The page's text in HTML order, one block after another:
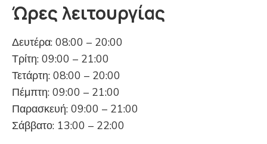
Ώρες λειτουργίας
Δευτέρα: 08:00 – 20:00
Τρίτη: 09:00 – 21:00
Τετάρτη: 08:00 – 20:00
Πέμπτη: 09:00 – 21:00
Παρασκευή: 09:00 – 21:00
Σάββατο: 13:00 – 22:00